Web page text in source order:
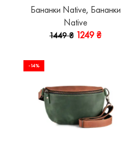
Бананки Native, Бананки
Native
1449₴ 1249 ₴
-14%